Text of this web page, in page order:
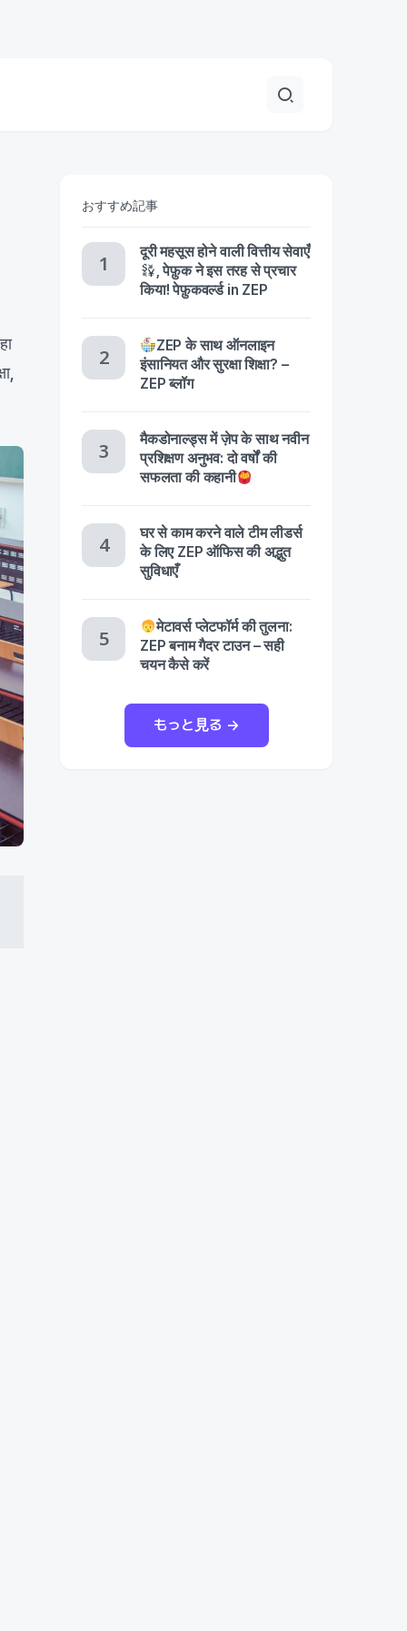
おすすめ記事
दूरी महसूस होने वाली वित्तीय सेवाएँ
, पेफ़ुक ने इस तरह से प्रचार
किया! पेफ़ुकवर्ल्ड in ZEP
ZEP के साथ ऑनलाइन
इंसानियत और सुरक्षा शिक्षा? –
ZEP ब्लॉग
मैकडोनाल्ड्स में ज़ेप के साथ नवीन
प्रशिक्षण अनुभव: दो वर्षों की
सफलता की कहानी
घर से काम करने वाले टीम लीडर्स
के लिए ZEP ऑफिस की अद्भुत
सुविधाएँ
मेटावर्स प्लेटफॉर्म की तुलना:
ZEP बनाम गैदर टाउन – सही
चयन कैसे करें
もっと見る →